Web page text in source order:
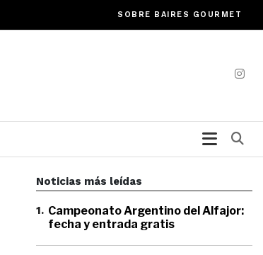
SOBRE BAIRES GOURMET
Noticias más leídas
1. Campeonato Argentino del Alfajor:
fecha y entrada gratis